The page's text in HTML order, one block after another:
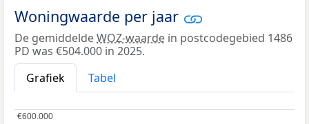
Woningwaarde per jaar
De gemiddeldeWOZ-waarde in postcodegebied 1486
PD was €504.000 in 2025.
Grafiek
Tabel
€600.000
€600.000